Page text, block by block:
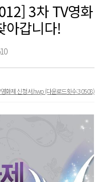
3차 TV영화
아갑니다!
화제 신청서.hwp(다운로드횟수:30508)